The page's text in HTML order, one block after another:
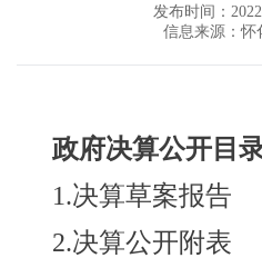
发布时间：
信息来源：怀
政府决算公开目录
1.决算草案报告
2.决算公开附表